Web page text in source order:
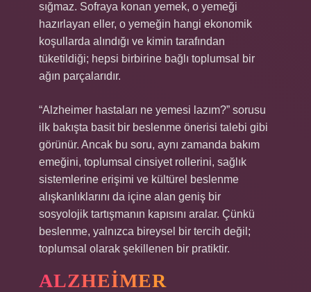
sığmaz. Sofraya konan yemek, o yemeği
hazırlayan eller, o yemeğin hangi ekonomik
koşullarda alındığı ve kimin tarafından
tüketildiği; hepsi birbirine bağlı toplumsal bir
ağın parçalarıdır.
“Alzheimer hastaları ne yemesi lazım?” sorusu
ilk bakışta basit bir beslenme önerisi talebi gibi
görünür. Ancak bu soru, aynı zamanda bakım
emeğini, toplumsal cinsiyet rollerini, sağlık
sistemlerine erişimi ve kültürel beslenme
alışkanlıklarını da içine alan geniş bir
sosyolojik tartışmanın kapısını aralar. Çünkü
beslenme, yalnızca bireysel bir tercih değil;
toplumsal olarak şekillenen bir pratiktir.
ALZHEIMER